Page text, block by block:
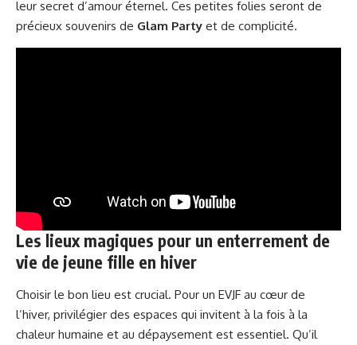
leur secret d’amour éternel. Ces petites folies seront de
précieux souvenirs de Glam Party et de complicité.
Les lieux magiques pour un enterrement de
vie de jeune fille en hiver
Choisir le bon lieu est crucial. Pour un EVJF au cœur de
l’hiver, privilégier des espaces qui invitent à la fois à la
chaleur humaine et au dépaysement est essentiel. Qu’il